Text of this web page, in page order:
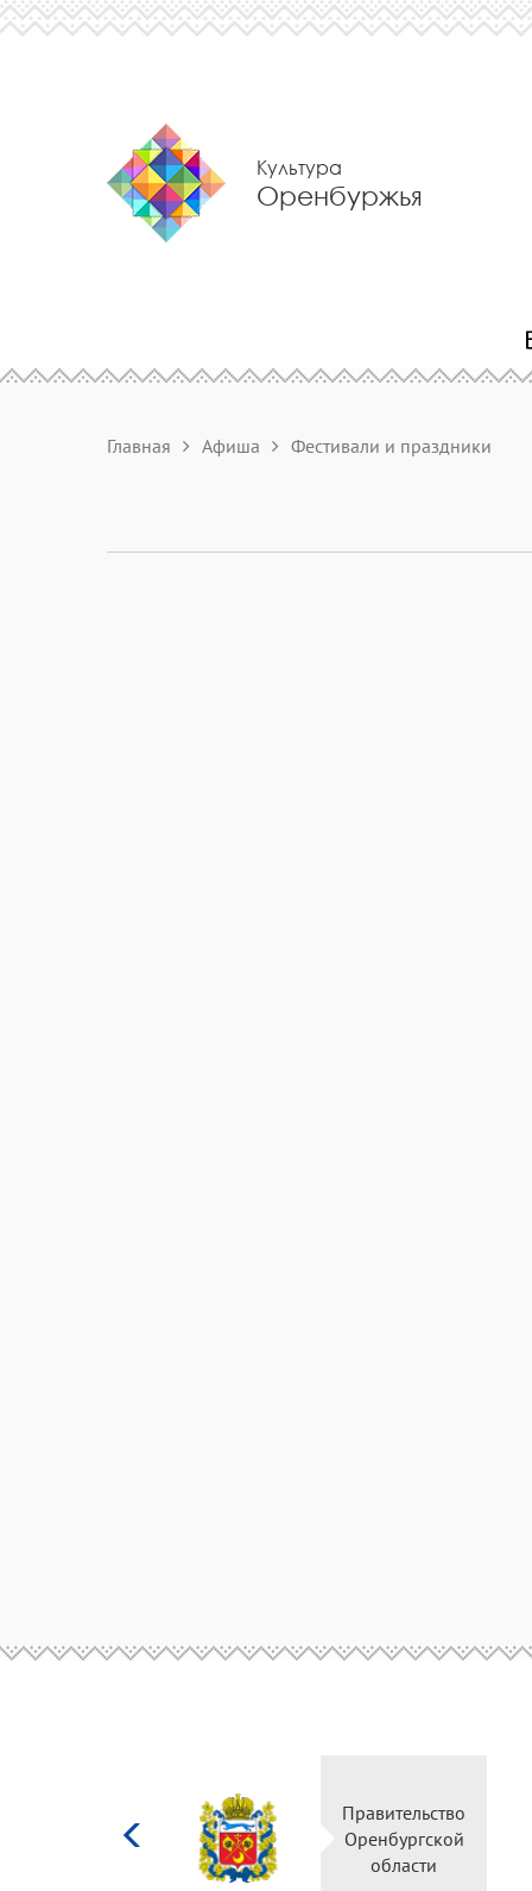
Культура
Оренбуржья
Главная Афиша Фестивали и праздники
Министерство
культуры
Российской
федерации